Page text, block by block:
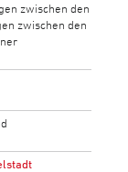
zwischen den
zwischen den